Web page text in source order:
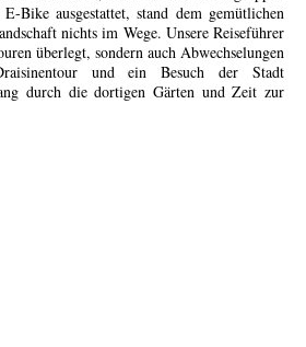
Bike ausgestattet, stand dem gemütlichen
nichts im Wege. Unsere Reiseführer
überlegt, sondern auch Abwechselungen
und ein Besuch der Stadt
durch die dortigen Gärten und Zeit zur